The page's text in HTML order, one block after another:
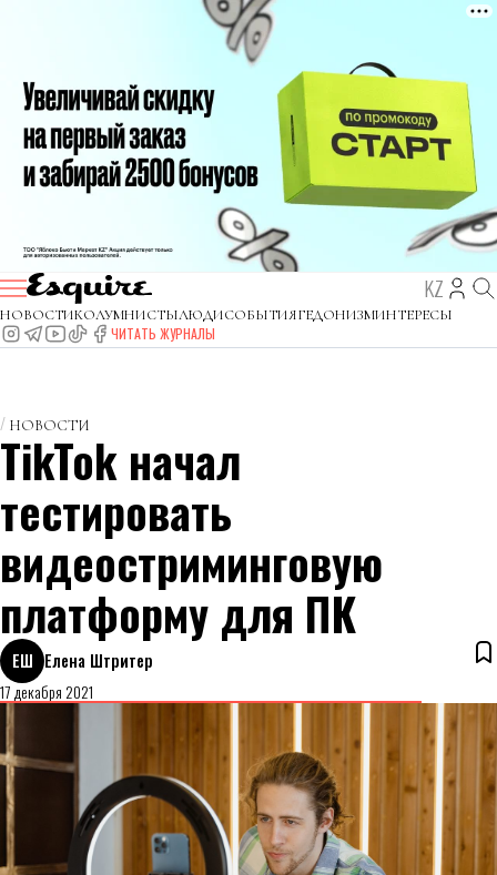
KZ
НОВОСТИКОЛУМНИСТЫЛЮДИСОБЫТИЯГЕДОНИЗМИНТЕРЕСЫ
ЧИТАТЬ ЖУРНАЛЫ
НОВОСТИ
TikTok начал
тестировать
видеостриминговую
платформу для ПК
ЕШ Елена Штритер
17 декабря 2021